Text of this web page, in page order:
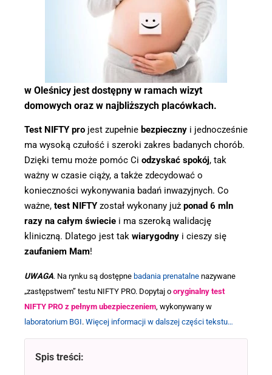
w Oleśnicy jest dostępny w ramach wizyt
domowych oraz w najbliższych placówkach.
Test NIFTY pro jest zupełnie bezpieczny i jednocześnie
ma wysoką czułość i szeroki zakres badanych chorób.
Dzięki temu może pomóc Ci odzyskać spokój, tak
ważny w czasie ciąży, a także zdecydować o
konieczności wykonywania badań inwazyjnych. Co
ważne, test NIFTY został wykonany już ponad 6 mln
razy na całym świecie i ma szeroką walidację
kliniczną. Dlatego jest tak wiarygodny i cieszy się
zaufaniem Mam!
UWAGA. Na rynku są dostępne badania prenatalne nazywane
„zastępstwem” testu NIFTY PRO. Dopytaj o oryginalny test
NIFTY PRO z pełnym ubezpieczeniem, wykonywany w
laboratorium BGI. Więcej informacji w dalszej części tekstu…
Spis treści: